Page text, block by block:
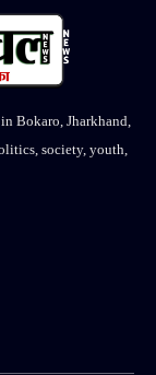
Bokaro, Jharkhand,
society, youth,